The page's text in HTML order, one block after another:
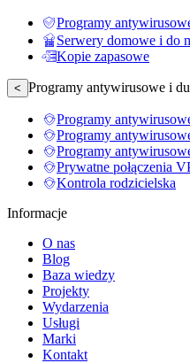
Programy
Serwery domowe i do
Kopie zapasowe
< Programy antywirusowe i
Programy
Programy
Programy
Prywatne połączenia
Kontrola rodzicielska
Informacje
O nas
Blog
Baza wiedzy
Projekty
Wydarzenia
Usługi
Marki
Kontakt